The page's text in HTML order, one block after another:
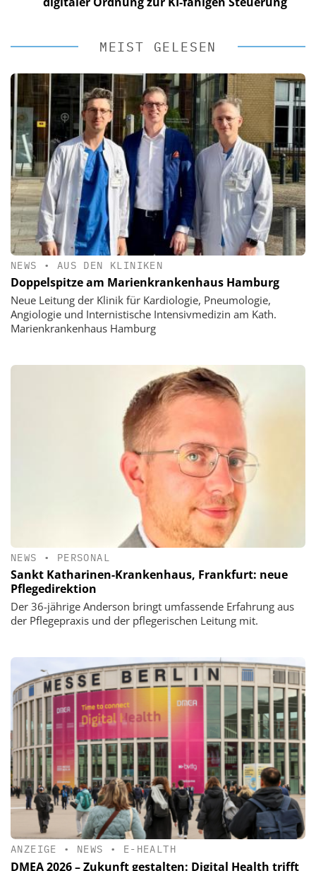
MEIST GELESEN
NEWS • AUS DEN KLINIKEN
Doppelspitze am Marienkrankenhaus Hamburg
Neue Leitung der Klinik für Kardiologie, Pneumologie,
Angiologie und Internistische Intensivmedizin am Kath.
Marienkrankenhaus Hamburg
NEWS • PERSONAL
Sankt Katharinen-Krankenhaus, Frankfurt: neue
Pflegedirektion
Der 36-jährige Anderson bringt umfassende Erfahrung aus
der Pflegepraxis und der pflegerischen Leitung mit.
ANZEIGE • NEWS • E-HEALTH
DMEA 2026 – Zukunft gestalten: Digital Health trifft